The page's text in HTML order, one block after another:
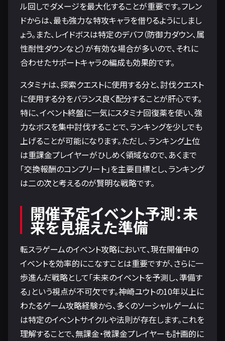
ル回しでダメージを最大化することが重要です。フレン
ドからは、最も強力な特攻キャラを借りるようにしまし
ょう。また、レイドボスは特定のデバフ（防御力ダウン、属
性耐性ダウンなど）が有効な場合が多いので、それに
合わせたサポートキャラの編成も効果的です。
スタミナは、探索クエストに使用する分と、討伐クエスト
に使用する分をバランス良く配分することが肝心です。
特に、イベント終盤に一気にスタミナ回復薬を使い、強
力なボスを集中討伐することで、ランキングを少しでも
上げることが可能になります。ただし、ランキング上位
は重課金プレイヤーがひしめく領域なので、あくまで
「交換報酬のコンプリート」を主要目標とし、ランキング
は二の次と考えるのが賢明な戦略です。
開催予定イベント予測：未
来を見据えた準備
転スラゲームのイベント攻略において、現在開催中の
イベントを効率的にこなすことは重要ですが、さらに一
歩進んだ戦略として「未来のイベントを予測し、準備す
る」という視点が不可欠です。神崎ユウトの10年以上に
わたるゲーム攻略経験から、多くのソーシャルゲームに
は特定のイベントサイクルや法則が存在します。これを
理解することで、無課金・微課金プレイヤーも計画的に